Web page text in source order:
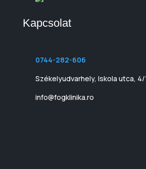
Kapcsolat
0744-282-606
Székelyudvarhely, Iskola utca, 4/
info@fogklinika.ro